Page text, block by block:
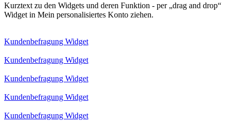
Kurztext zu den Widgets und deren Funktion - per „drag and drop“
Widget in Mein personalisiertes Konto ziehen.
Kundenbefragung Widget
Kundenbefragung Widget
Kundenbefragung Widget
Kundenbefragung Widget
Kundenbefragung Widget